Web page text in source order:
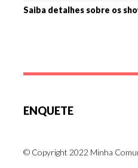
Saiba detalhes sobre os
ENQUETE
© Copyright 2022 Minha